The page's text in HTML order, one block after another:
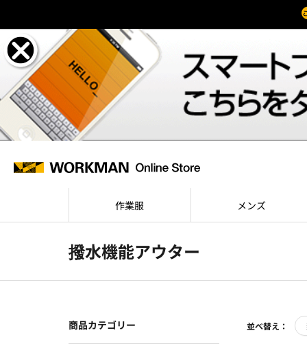
作業服 メンズ
撥水機能アウター
商品カテゴリー 並べ替え：